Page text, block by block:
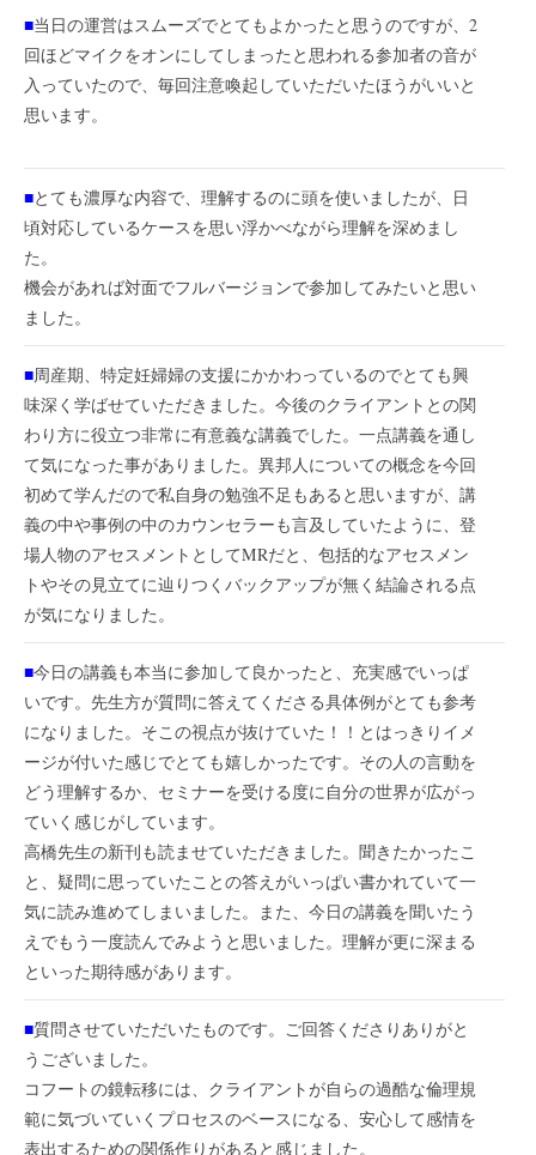
■当日の運営はスムーズでとてもよかったと思うのですが、2
回ほどマイクをオンにしてしまったと思われる参加者の音が
入っていたので、毎回注意喚起していただいたほうがいいと
思います。
■とても濃厚な内容で、理解するのに頭を使いましたが、日
頃対応しているケースを思い浮かべながら理解を深めまし
た。
機会があれば対面でフルバージョンで参加してみたいと思い
ました。
■周産期、特定妊婦婦の支援にかかわっているのでとても興
味深く学ばせていただきました。今後のクライアントとの関
わり方に役立つ非常に有意義な講義でした。一点講義を通し
て気になった事がありました。異邦人についての概念を今回
初めて学んだので私自身の勉強不足もあると思いますが、講
義の中や事例の中のカウンセラーも言及していたように、登
場人物のアセスメントとしてMRだと、包括的なアセスメン
トやその見立てに辿りつくバックアップが無く結論される点
が気になりました。
■今日の講義も本当に参加して良かったと、充実感でいっぱ
いです。先生方が質問に答えてくださる具体例がとても参考
になりました。そこの視点が抜けていた！！とはっきりイメ
ージが付いた感じでとても嬉しかったです。その人の言動を
どう理解するか、セミナーを受ける度に自分の世界が広がっ
ていく感じがしています。
高橋先生の新刊も読ませていただきました。聞きたかったこ
と、疑問に思っていたことの答えがいっぱい書かれていて一
気に読み進めてしまいました。また、今日の講義を聞いたう
えでもう一度読んでみようと思いました。理解が更に深まる
といった期待感があります。
■質問させていただいたものです。ご回答くださりありがと
うございました。
コフートの鏡転移には、クライアントが自らの過酷な倫理規
範に気づいていくプロセスのベースになる、安心して感情を
表出するための関係作りがあると感じました。